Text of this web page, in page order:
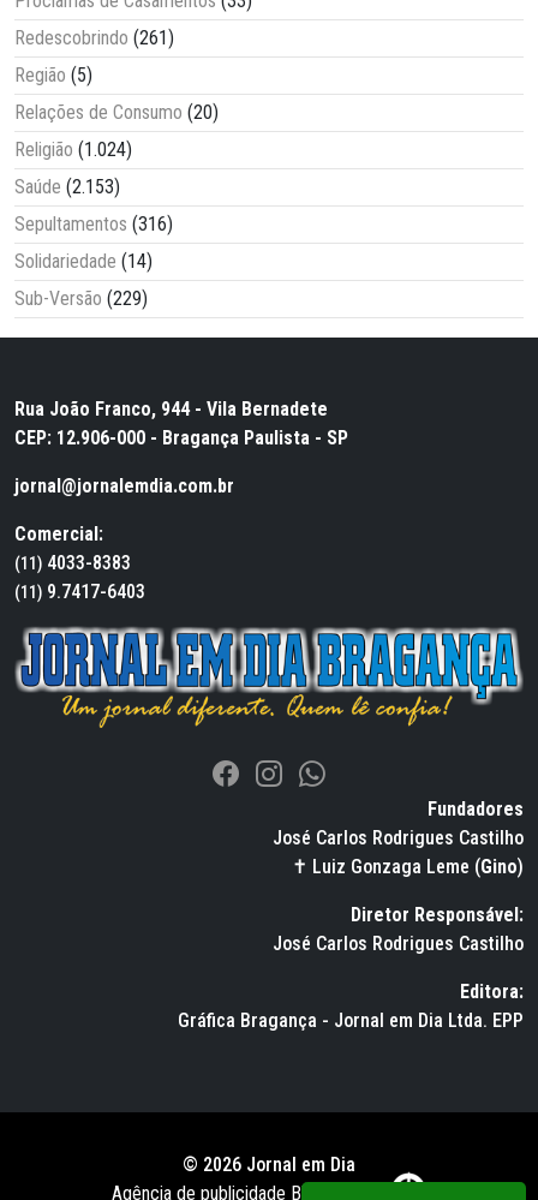
Redescobrindo (261)
Região (5)
Relações de Consumo (20)
Religião (1.024)
Saúde (2.153)
Sepultamentos (316)
Solidariedade (14)
Sub-Versão (229)
Rua João Franco, 944 - Vila Bernadete
CEP: 12.906-000 - Bragança Paulista - SP
jornal@jornalemdia.com.br
Comercial:
(11) 4033-8383
(11) 9.7417-6403
Fundadores
José Carlos Rodrigues Castilho
✝ Luiz Gonzaga Leme (Gino)
Diretor Responsável:
José Carlos Rodrigues Castilho
Editora:
Gráfica Bragança - Jornal em Dia Ltda. EPP
© 2026 Jornal em Dia
Agência de publicidade BWS RUSSO